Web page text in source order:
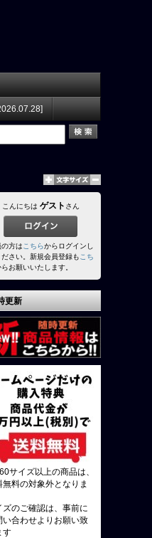
こんにちは ゲスト さん
方はこちらからログインし
ださい。新規会員登録もこち
らお願いいたします。
更新
サイズ以上の商品は、
無料の対象外となりま
ズのご確認は、事前に
い合わせよりお願い致
す